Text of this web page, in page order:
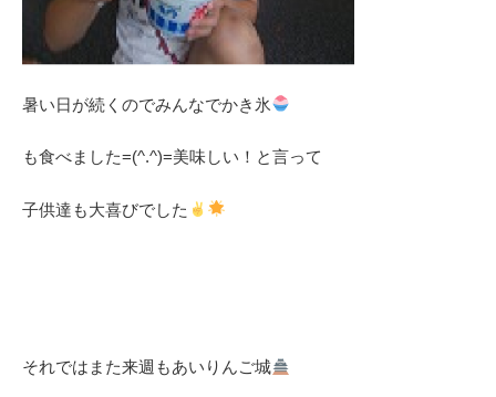
暑い日が続くのでみんなでかき氷
も食べました=(^.^)=美味しい！と言って
子供達も大喜びでした
それではまた来週もあいりんご城